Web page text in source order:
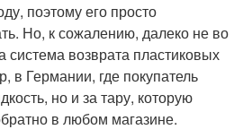
поэтому его просто
Но, к сожалению, далеко не во
система возврата пластиковых
в Германии, где покупатель
но и за тару, которую
в любом магазине.